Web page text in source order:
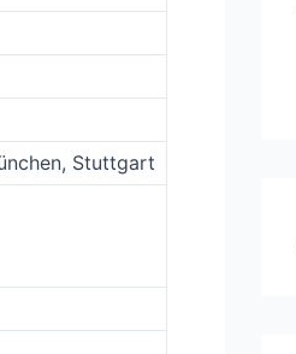
Stuttgart